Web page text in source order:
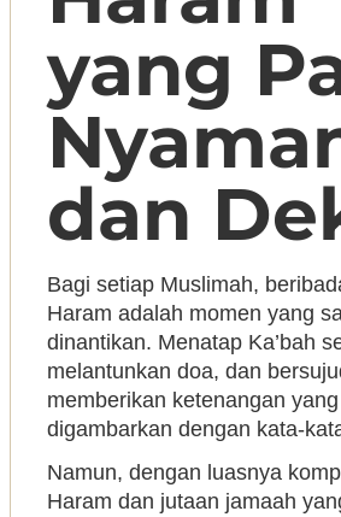
yang
dan
Bagi setiap Muslimah,
Haram adalah momen yang
dinantikan. Menatap Ka’bah
melantunkan doa, dan
memberikan ketenangan
digambarkan dengan kata-
Namun, dengan luasnya
Haram dan jutaan jamaah